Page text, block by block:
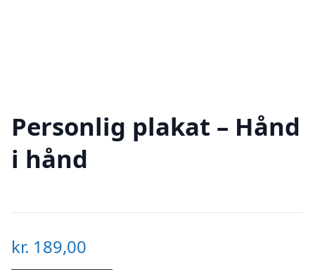
Personlig plakat – Hånd
i hånd
kr. 189,00